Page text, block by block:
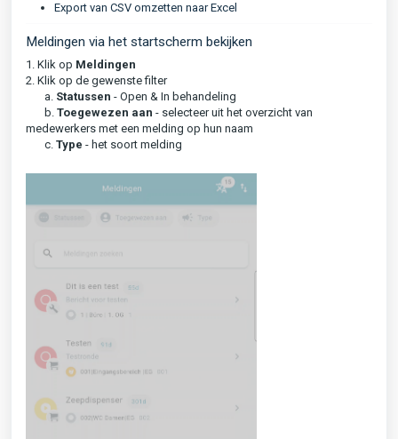
Export van CSV omzetten naar Excel
Meldingen via het startscherm bekijken
1. Klik op Meldingen
2. Klik op de gewenste filter
a. Statussen - Open & In behandeling
b. Toegewezen aan - selecteer uit het overzicht van
medewerkers met een melding op hun naam
c. Type - het soort melding